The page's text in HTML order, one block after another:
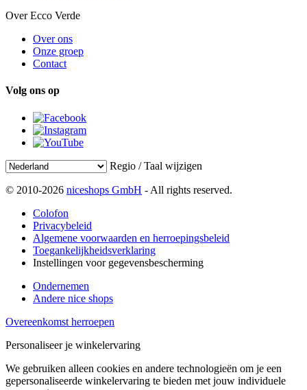
Over Ecco Verde
Over ons
Onze groep
Contact
Volg ons op
Regio / Taal wijzigen
© 2010-2026 niceshops GmbH - All rights reserved.
Colofon
Privacybeleid
Algemene voorwaarden en herroepingsbeleid
Toegankelijkheidsverklaring
Instellingen voor gegevensbescherming
Ondernemen
Andere nice shops
Overeenkomst herroepen
Personaliseer je winkelervaring
We gebruiken alleen cookies en andere technologieën om je een
gepersonaliseerde winkelervaring te bieden met jouw individuele